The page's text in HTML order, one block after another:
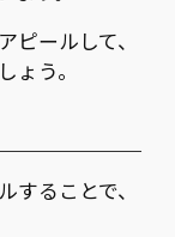
ールして、
ょう。
することで、